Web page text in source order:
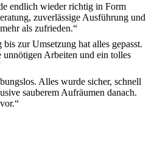
endlich wieder richtig in Form
zuverlässige Ausführung und
als zufrieden.“
zur Umsetzung hat alles gepasst.
Arbeiten und ein tolles
Alles wurde sicher, schnell
sauberem Aufräumen danach.